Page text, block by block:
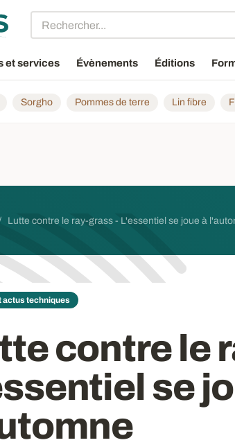
et services Évènements Éditions
Sorgho Pommes de terre Lin fibre
Lutte contre le ray-grass - L'essentiel se joue à
actus techniques
contre le
se